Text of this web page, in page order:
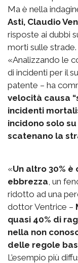
Ma è nella
Asti, Claudio
risposte ai dubbi
morti sulle strade.
«Analizzando le
di incidenti per il
patente – ha
velocità causa
incidenti
incidono solo
scatenano la
«Un altro 30%
ebbrezza , un
ridotto ad una
dottor Ventrice –
quasi 40% di
nella non
delle regole
L’esempio più